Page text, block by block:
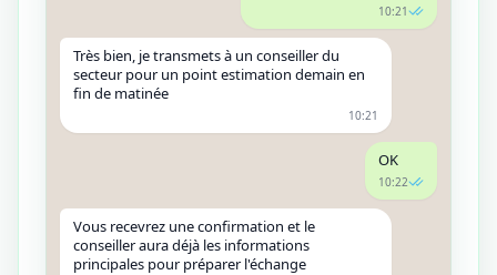
10:21
Très bien, je transmets à un conseiller du
secteur pour un point estimation demain en
fin de matinée
10:21
OK
10:22
Vous recevrez une confirmation et le
conseiller aura déjà les informations
principales pour préparer l'échange